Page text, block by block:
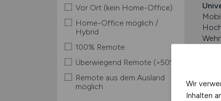
Vor Ort (kein Home-Office)
Home-Office möglich /
Hybrid
100% Remote
Überwiegend Remote (>50%)
Remote aus dem Ausland
möglich
Wir
Inhalten